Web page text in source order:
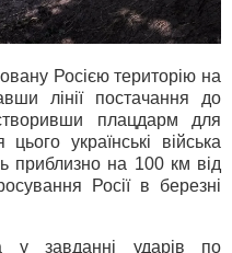
Росією територію на
лінії постачання до
плацдарм для
українські війська
приблизно на 100 км від
Росії в березні
у завданні ударів по